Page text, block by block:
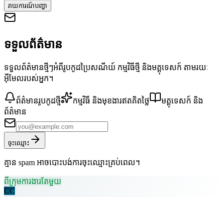
រាយការណ៍បញ្ហា
ទទួលព័ត៌មាន
ទទួលព័ត៌មានថ្មីៗអំពីរូបកូដប្រៃសណីយ៍ កម្មវិធីថ្មី និងមគ្គុទេសក៍ តាមរយៈ
អ៊ីមែលរបស់អ្នក។
ព័ត៌មានរូបកូដថ្មី កម្មវិធី និងមុខងារឥតគិតថ្លៃ
មគ្គុទេសក៍ និង
ព័ត៌មាន
ចុះឈ្មោះ
គ្មាន spam អាចបោះបង់ការចុះឈ្មោះគ្រប់ពេល។
ពីក្រុមការងារតែមួយ
CC